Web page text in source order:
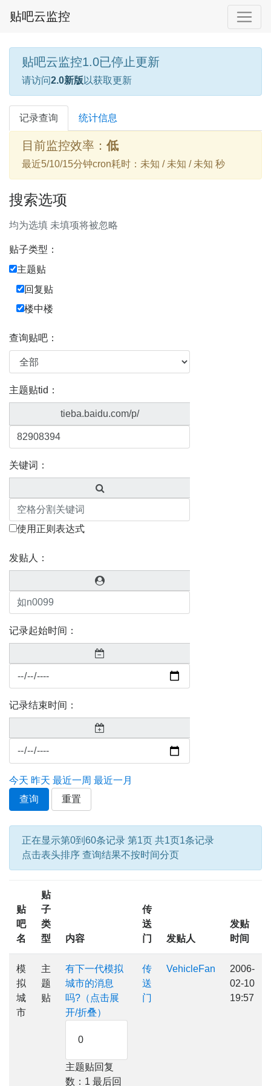
贴吧云监控
贴吧云监控1.0已停止更新
请访问2.0新版 以获取更新
记录查询 统计信息
目前监控效率： 低
最近5/10/15分钟cron耗时：未知 / 未知 / 未知 秒
搜索选项
均为选填 未填项将被忽略
贴子类型：
主题贴
回复贴
楼中楼
查询贴吧：
主题贴tid：
tieba.baidu.com/p/
关键词：
使用正则表达式
发贴人：
记录起始时间：
记录结束时间：
今天 昨天 最近一周 最近一月
查询
重置
正在显示第0到60条记录 第1页 共1页1条记录
点击表头排序 查询结果不按时间分页
贴
吧
名
贴
子
类
型
内容
传
送
门
发贴人
发贴
时间
模
拟
城
市
主
题
贴
有下一代模拟
城市的消息
吗?（点击展
开/折叠）
0
主题贴回复
数：1 最后回
传
送
门
VehicleFan
2006-
02-10
19:57